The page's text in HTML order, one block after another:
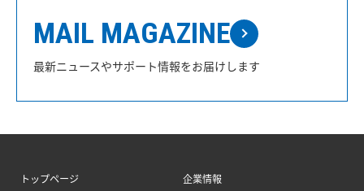
MAIL MAGAZINE
最新ニュースやサポート情報をお届けします
トップページ
企業情報